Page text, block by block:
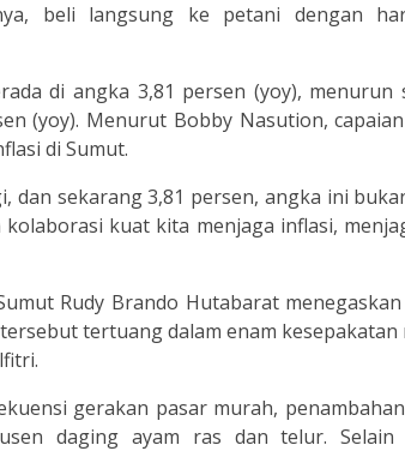
beli langsung ke petani dengan
di angka 3,81 persen (yoy), menurun
(yoy). Menurut Bobby Nasution,
di Sumut.
sekarang 3,81 persen, angka ini
kuat kita menjaga inflasi,
Rudy Brando Hutabarat
tertuang dalam enam kesepakatan
gerakan pasar murah,
daging ayam ras dan telur.